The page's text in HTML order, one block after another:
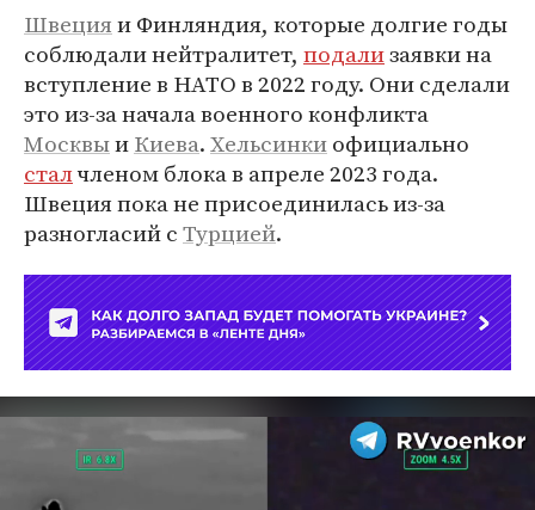
Швецияи Финляндия, которые долгие годы
соблюдали нейтралитет, подализаявки на
вступление в НАТО в 2022 году. Они сделали
это из-за начала военного конфликта
МосквыиКиева.Хельсинкиофициально
сталчленом блока в апреле 2023 года.
Швеция пока не присоединилась из-за
разногласий сТурцией.